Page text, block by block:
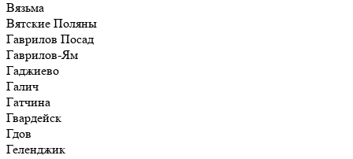
Вязьма
Вятские Поляны
Гаврилов Посад
Гаврилов-Ям
Гаджиево
Галич
Гатчина
Гвардейск
Гдов
Геленджик